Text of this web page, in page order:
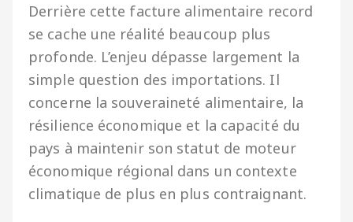
Derrière cette facture alimentaire record
se cache une réalité beaucoup plus
profonde. L’enjeu dépasse largement la
simple question des importations. Il
concerne la souveraineté alimentaire, la
résilience économique et la capacité du
pays à maintenir son statut de moteur
économique régional dans un contexte
climatique de plus en plus contraignant.